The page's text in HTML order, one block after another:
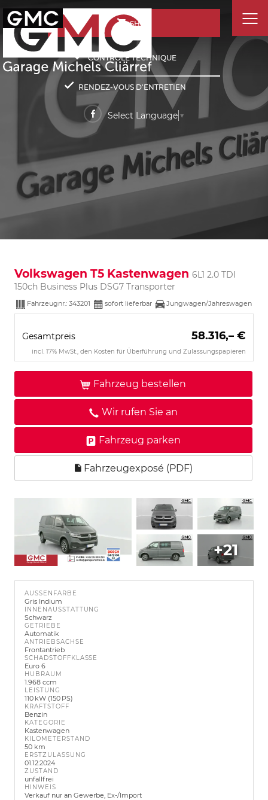
SHOP
CONTRÔLE TECHNIQUE
RENDEZ-VOUS D'ENTRETIEN
Select Language ▼
Volkswagen T5 Kastenwagen 6L1 2.0 TDI
150ch Business Plus DSG7 Transporter
Fahrzeugnr.: 343201 sofort lieferbar Jungwagen/Jahreswagen
Gesamtpreis 58.316,– €
incl. 17% MwSt., den Kosten für Überführung und Zulassungspapieren
Fahrzeug bestellen
Wir rufen Sie an
Fahrzeug parken
Fahrzeugexposé (PDF)
+21
AUSSENFARBE
Gris Indium
INNENAUSSTATTUNG
Schwarz
GETRIEBE
Automatik
ANTRIEBSACHSE
Frontantrieb
SCHADSTOFFKLASSE
Euro 6
HUBRAUM
1.968 ccm
LEISTUNG
110 kW (150 PS)
KRAFTSTOFF
Benzin
KATEGORIE
Kastenwagen
KILOMETERSTAND
50 km
ERSTZULASSUNG
01.12.2024
ZUSTAND
unfallfrei
HINWEIS
Verkauf nur an Gewerbe, Ex-/Import